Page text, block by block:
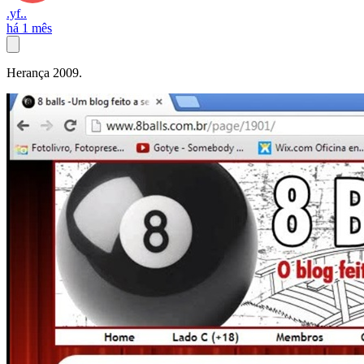
.yf..
há 1 mês
Herança 2009.